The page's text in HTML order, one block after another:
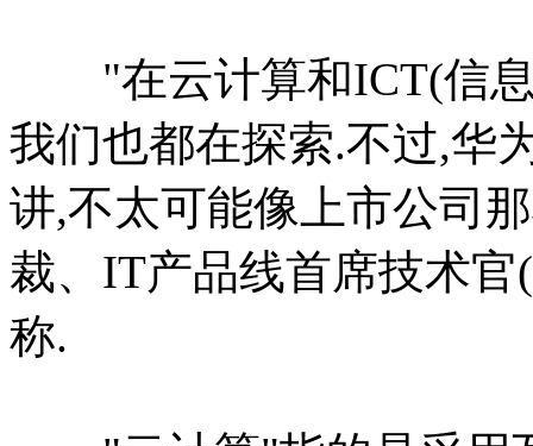
"在云计算和ICT(信息
我们也都在探索.不过,华
讲,不太可能像上市公司
裁、IT产品线首席技术
称.